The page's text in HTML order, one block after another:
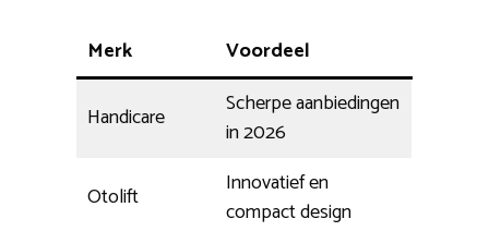
Merk Voordeel
Handicare
Scherpe aanbiedingen
in 2026
Otolift
Innovatief en
compact design